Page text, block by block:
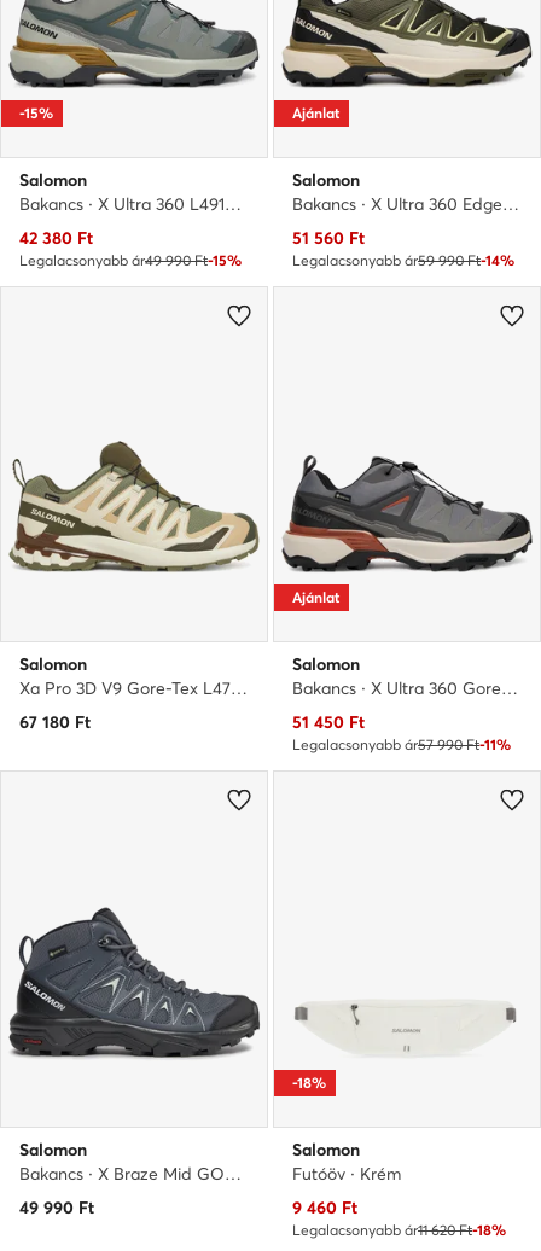
-15%
Salomon
Bakancs · X Ultra 360 L49102600 · Szürke
Aktuális ár
42 380 Ft
Legalacsonyabb ár49 990 Ft-15%
Ajánlat
Salomon
Bakancs · X Ultra 360 Edge Gtx L49097900 · Zöld
Aktuális ár
51 560 Ft
Legalacsonyabb ár59 990 Ft-14%
Salomon
Xa Pro 3D V9 Gore-Tex L47820200 · Bakancs
67 180 Ft
Ajánlat
Salomon
Bakancs · X Ultra 360 Gore-Tex L49226600 · Kék
Aktuális ár
51 450 Ft
Legalacsonyabb ár57 990 Ft-11%
Salomon
Bakancs · X Braze Mid GORE-TEX L47181100 · Fekete
49 990 Ft
-18%
Salomon
Futóöv · Krém
Aktuális ár
9 460 Ft
Legalacsonyabb ár11 620 Ft-18%